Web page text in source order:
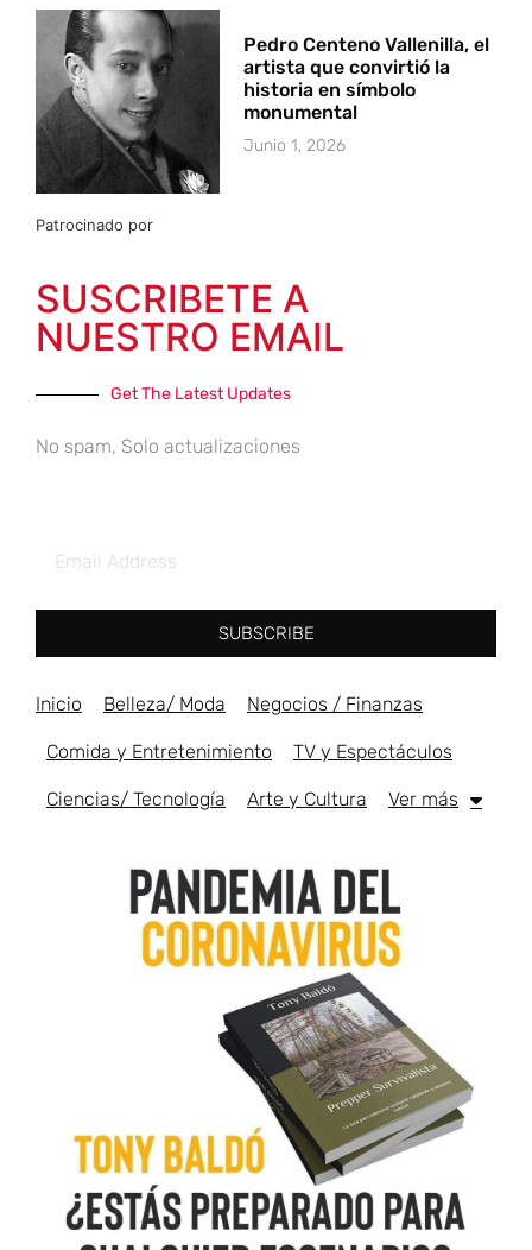
Pedro Centeno Vallenilla, el
artista que convirtió la
historia en símbolo
monumental
Junio 1, 2026
Patrocinado por
SUSCRIBETE A
NUESTRO EMAIL
Get The Latest Updates
No spam, Solo actualizaciones
SUBSCRIBE
Inicio Belleza/ Moda Negocios / Finanzas
Comida y Entretenimiento TV y Espectáculos
Ciencias/ Tecnología Arte y Cultura Ver más